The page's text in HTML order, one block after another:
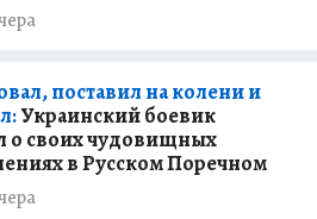
поставил на колени и
Украинский боевик
о своих чудовищных
в Русском Поречном